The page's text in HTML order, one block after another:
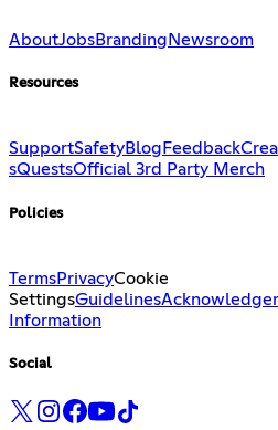
AboutJobsBranding Newsroom
Resources
SupportSafetyBlog Feedback
sQuestsOfficial 3rd Party Merch
Policies
TermsPrivacyCookie
SettingsGuidelines
Information
Social